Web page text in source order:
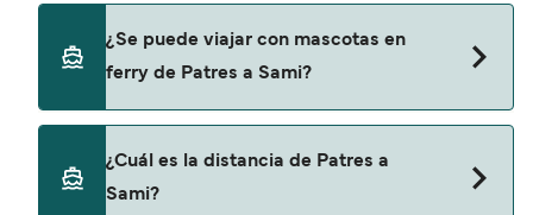
con
¿Se puede viajar con mascotas en
ferry de Patres a Sami?
ferry. Puede que necesites el pasaporte de tus
mascotas y otros documentos. Actualmente
¿Cuál es la distancia de Patres a
Sami?